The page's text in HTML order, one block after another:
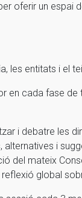
oferir un espai
les entitats i el
en cada fase
i debatre les
i
mateix
global